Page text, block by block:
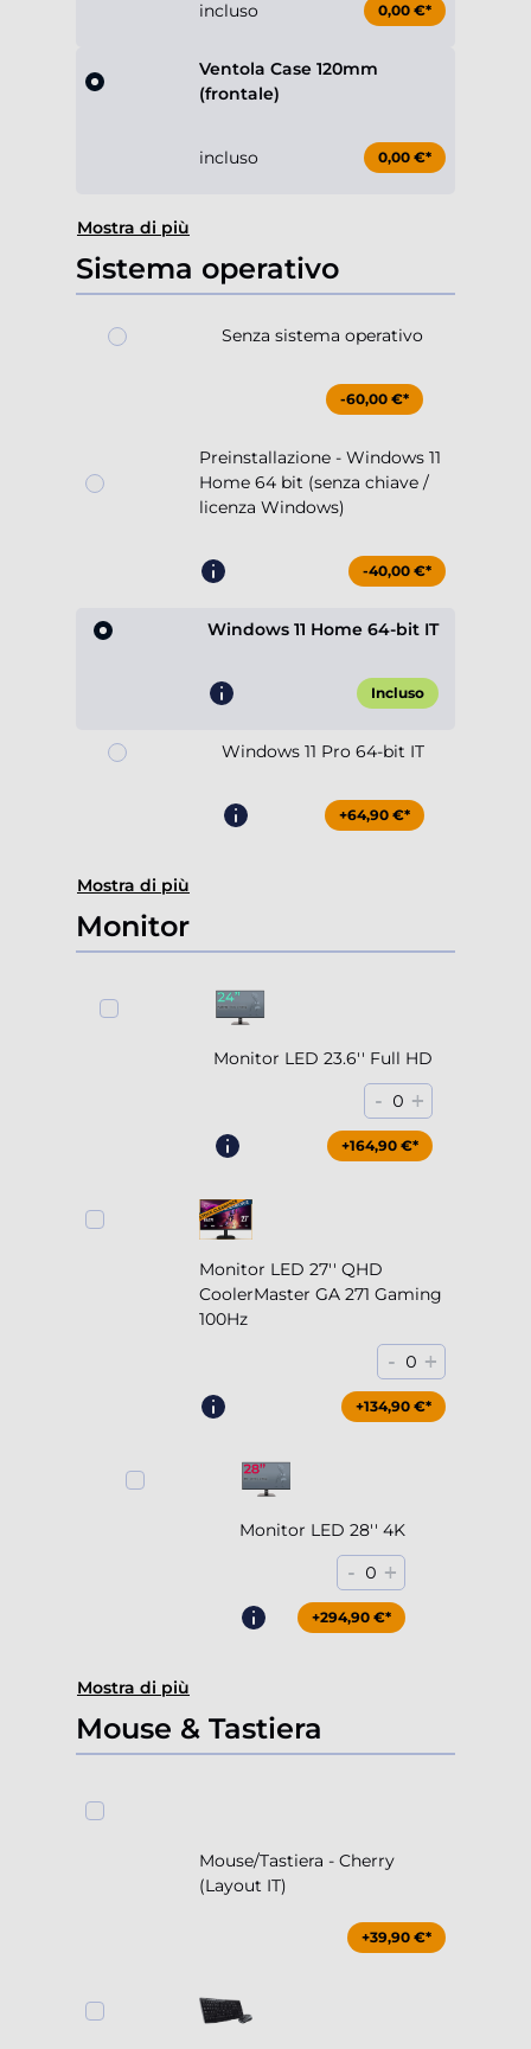
incluso 0,00 €*
Ventola Case 120mm
(frontale)
incluso 0,00 €*
Mostra di più
Sistema operativo
Senza sistema operativo
-60,00 €*
Preinstallazione - Windows 11
Home 64 bit (senza chiave /
licenza Windows)
-40,00 €*
Windows 11 Home 64-bit IT
Incluso
Windows 11 Pro 64-bit IT
+64,90 €*
Mostra di più
Monitor
Monitor LED 23.6'' Full HD
- 0 +
+164,90 €*
Monitor LED 27'' QHD
CoolerMaster GA 271 Gaming
100Hz
- 0 +
+204,90 €*
+134,90 €*
Monitor LED 28'' 4K
- 0 +
+294,90 €*
Mostra di più
Mouse & Tastiera
Mouse/Tastiera - Cherry
(Layout IT)
+39,90 €*